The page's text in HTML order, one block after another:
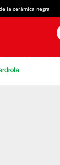
la cerámica negra